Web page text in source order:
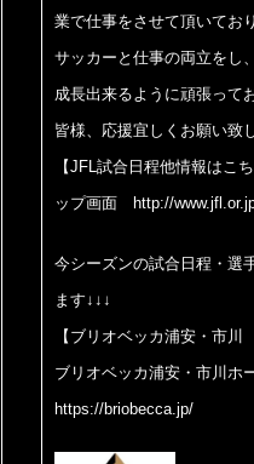
業で仕事をさせて頂いてお
サッカーと仕事の両立をし
成長出来るように頑張って
皆様、応援宜しくお願い致
【JFL試合日程他情報はこ
ップ画面 http://
今シーズンの試合日程・選
ます↓↓↓
【ブリオベッカ浦安・市川
ブリオベッカ浦安・市川ホ
https://briobecca.jp/